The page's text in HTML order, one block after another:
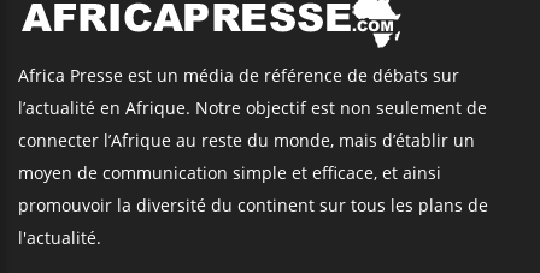
Africa Presse est un média de référence de débats sur
l’actualité en Afrique. Notre objectif est non seulement de
connecter l’Afrique au reste du monde, mais d’établir un
moyen de communication simple et efficace, et ainsi
promouvoir la diversité du continent sur tous les plans de
l'actualité.